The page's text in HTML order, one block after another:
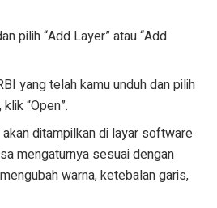
pilih “Add Layer” atau “Add
yang telah kamu unduh dan pilih
“Open”.
ditampilkan di layar software
mengaturnya sesuai dengan
warna, ketebalan garis,